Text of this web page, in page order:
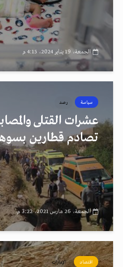
الجمعة، 19 يناير 2024، 4:15 م
سياسة رصد
عشرات القتلى
تصادم قطارين
الجمعة، 26 مارس 2021، 3:22 م
اقتصاد الإمارات